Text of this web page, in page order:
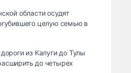
области осудят
целую семью в
из Калуги до Тулы
до четырех